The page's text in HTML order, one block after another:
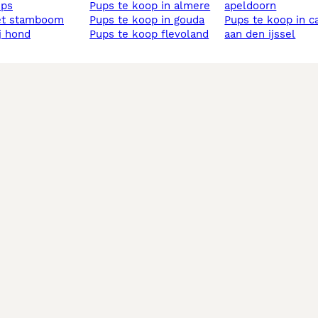
stamboom
hond
pups te koop in almere
pups te koop in gouda
pups te koop flevoland
apeldoorn
pups te koop in capelle
aan den ijssel